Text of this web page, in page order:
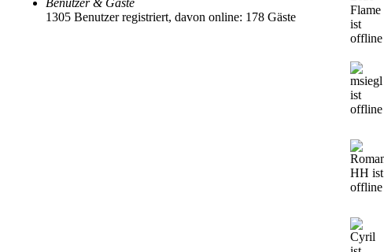
Benutzer & Gäste
1305 Benutzer registriert, davon online: 178 Gäste